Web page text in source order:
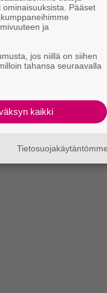
Pääset
ja
jos niillä on siihen
tahansa seuraavalla
kaikki
Tietosuojakäytäntömme